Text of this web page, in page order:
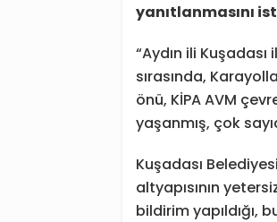
yanıtlanmasını
“Aydın ili
sırasında,
önü, KİPA AVM
yaşanmış, çok
Kuşadası
altyapısının
bildirim yapıldığı,